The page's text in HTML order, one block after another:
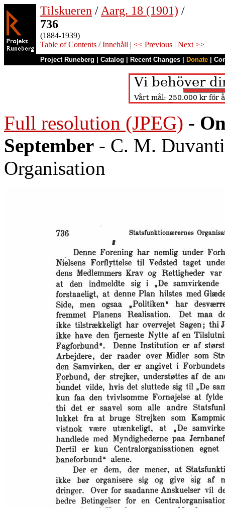
Tilskueren / Aarg. 18 (1901) /
736
(1884-1939)
Table of Contents / Innehåll | << Previous | Next >>
Project Runeberg Catalog Recent Changes Donate
Full resolution (JPEG) -
September - C. M.
Organisation